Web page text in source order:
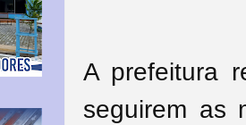
A prefeitura
seguirem as